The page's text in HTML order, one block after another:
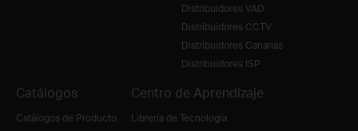
Distribuidores VAD
Distribuidores CCTV
Distribuidores Canarias
Distribuidores ISP
Catálogos
Catálogos de Producto
Centro de Aprendizaje
Librería de Tecnología